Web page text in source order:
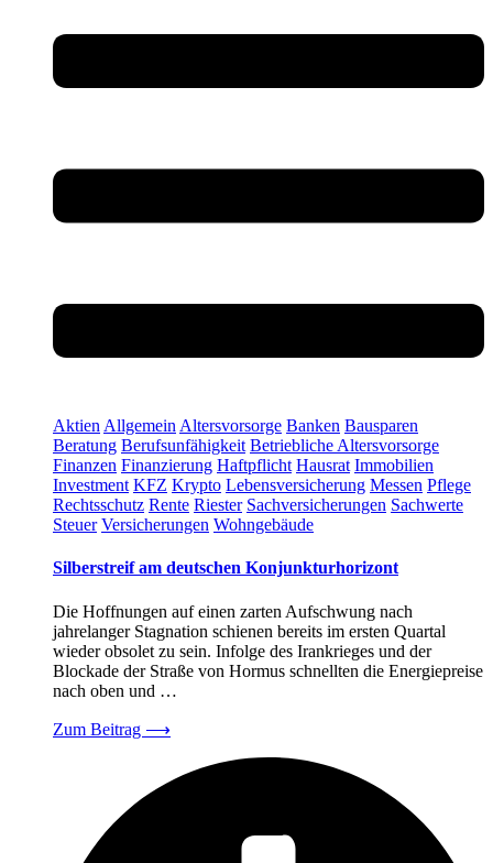
Aktien Allgemein Altersvorsorge Banken Bausparen
Beratung Berufsunfähigkeit Betriebliche Altersvorsorge
Finanzen Finanzierung Haftpflicht Hausrat Immobilien
Investment KFZ Krypto Lebensversicherung Messen Pflege
Rechtsschutz Rente Riester Sachversicherungen Sachwerte
Steuer Versicherungen Wohngebäude
Silberstreif am deutschen Konjunkturhorizont
Die Hoffnungen auf einen zarten Aufschwung nach
jahrelanger Stagnation schienen bereits im ersten Quartal
wieder obsolet zu sein. Infolge des Irankrieges und der
Blockade der Straße von Hormus schnellten die Energiepreise
nach oben und …
Zum Beitrag ⟶